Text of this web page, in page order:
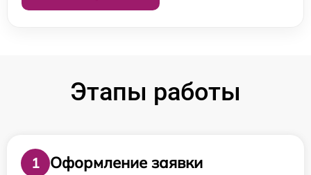
Этапы работы
1
Оформление заявки